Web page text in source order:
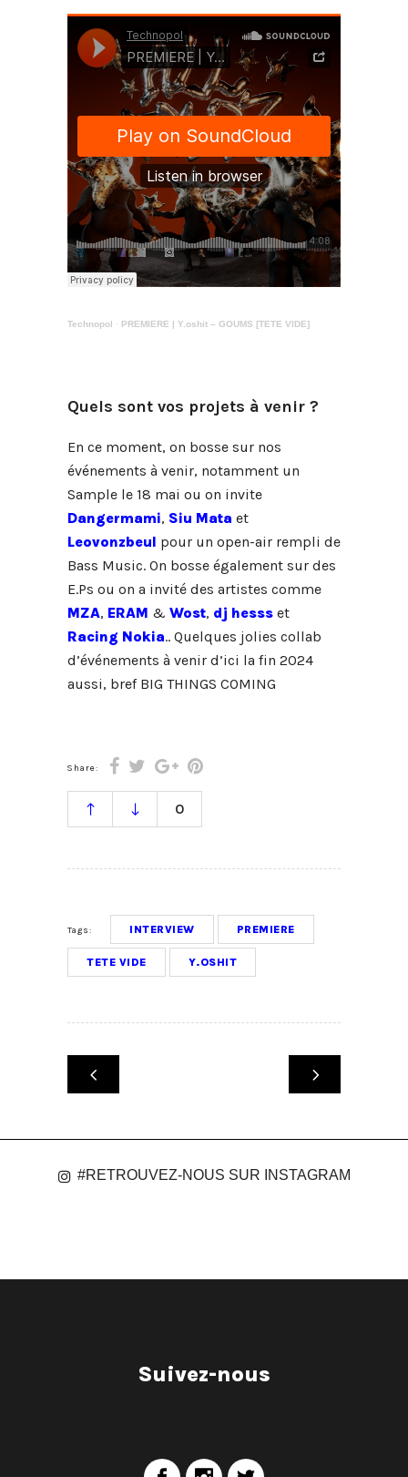
Technopol · PREMIERE | Y.oshit – GOUMS [TETE VIDE]
Quels sont vos projets à venir ?
En ce moment, on bosse sur nos
événements à venir, notamment un
Sample le 18 mai ou on invite
Dangermami, Siu Mata et
Leovonzbeul pour un open-air rempli de
Bass Music. On bosse également sur des
E.Ps ou on a invité des artistes comme
MZA, ERAM & Wost, dj hesss et
Racing Nokia.. Quelques jolies collab
d’événements à venir d’ici la fin 2024
aussi, bref BIG THINGS COMING
Share:
0
Tags: INTERVIEW PREMIERE
TETE VIDE Y.OSHIT
#RETROUVEZ-NOUS SUR INSTAGRAM
Suivez-nous